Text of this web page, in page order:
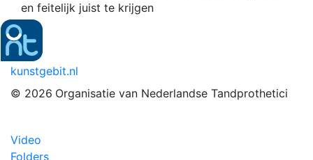
en feitelijk juist te krijgen
kunstgebit.nl
© 2026 Organisatie van Nederlandse Tandprothetici
Video
Folders